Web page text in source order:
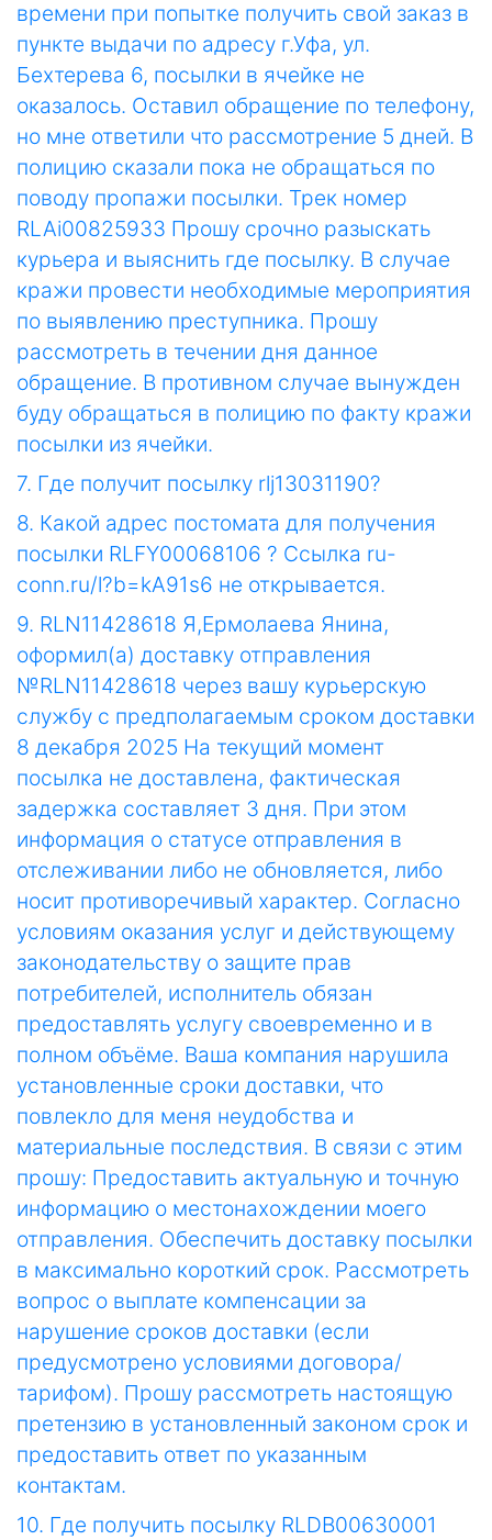
времени при попытке получить свой заказ в
пункте выдачи по адресу г.Уфа, ул.
Бехтерева 6, посылки в ячейке не
оказалось. Оставил обращение по телефону,
но мне ответили что рассмотрение 5 дней. В
полицию сказали пока не обращаться по
поводу пропажи посылки. Трек номер
RLAi00825933 Прошу срочно разыскать
курьера и выяснить где посылку. В случае
кражи провести необходимые мероприятия
по выявлению преступника. Прошу
рассмотреть в течении дня данное
обращение. В противном случае вынужден
буду обращаться в полицию по факту кражи
посылки из ячейки.
7. Где получит посылку rlj13031190?
8. Какой адрес постомата для получения
посылки RLFY00068106 ? Ссылка ru-
conn.ru/l?b=kA91s6 не открывается.
9. RLN11428618 Я,Ермолаева Янина,
оформил(а) доставку отправления
№RLN11428618 через вашу курьерскую
службу с предполагаемым сроком доставки
8 декабря 2025 На текущий момент
посылка не доставлена, фактическая
задержка составляет 3 дня. При этом
информация о статусе отправления в
отслеживании либо не обновляется, либо
носит противоречивый характер. Согласно
условиям оказания услуг и действующему
законодательству о защите прав
потребителей, исполнитель обязан
предоставлять услугу своевременно и в
полном объёме. Ваша компания нарушила
установленные сроки доставки, что
повлекло для меня неудобства и
материальные последствия. В связи с этим
прошу: Предоставить актуальную и точную
информацию о местонахождении моего
отправления. Обеспечить доставку посылки
в максимально короткий срок. Рассмотреть
вопрос о выплате компенсации за
нарушение сроков доставки (если
предусмотрено условиями договора/
тарифом). Прошу рассмотреть настоящую
претензию в установленный законом срок и
предоставить ответ по указанным
контактам.
10. Где получить посылку RLDB00630001